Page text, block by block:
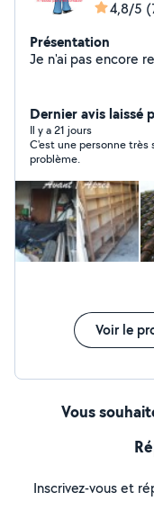
4,8/5
Présentation
Dernier avis laissé
Il y a 21 jours
C'est une personne très
problème.
Voir le
Vous
Inscrivez-vous et